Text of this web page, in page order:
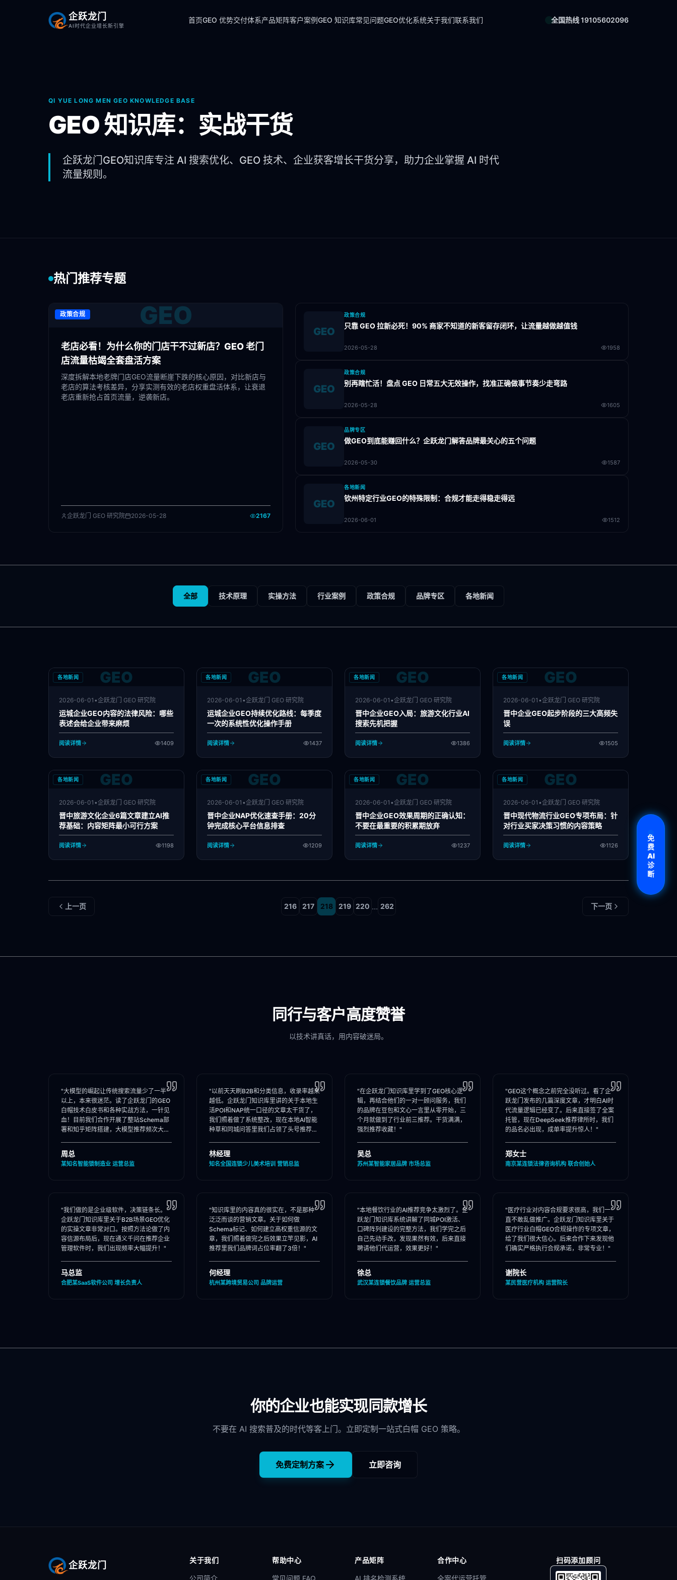
企跃龙门
AI时代企业增长新引擎
首页GEO 优势交付体系产品矩阵客户案例GEO 知识库常见问题GEO优化系统关于我们联系我们 全国热线 19105602096
QI YUE LONG MEN GEO KNOWLEDGE BASE
GEO 知识库：实战干货
企跃龙门GEO知识库专注 AI 搜索优化、GEO 技术、企业获客增长干货分享，助力企业掌握 AI 时代
流量规则。
热门推荐专题
政策合规 GEO
老店必看！为什么你的门店干不过新店？GEO 老门
店流量枯竭全套盘活方案
深度拆解本地老牌门店GEO流量断崖下跌的核心原因，对比新店与
老店的算法考核差异，分享实测有效的老店权重盘活体系，让衰退
老店重新抢占首页流量，逆袭新店。
企跃龙门 GEO 研究院 2026-05-28 2167
GEO
政策合规
只靠 GEO 拉新必死！90% 商家不知道的新客留存闭环，让流量越做越值钱
2026-05-28 1958
GEO
政策合规
别再瞎忙活！盘点 GEO 日常五大无效操作，找准正确做事节奏少走弯路
2026-05-28 1605
GEO
品牌专区
做GEO到底能赚回什么？企跃龙门解答品牌最关心的五个问题
2026-05-30 1587
GEO
各地新闻
钦州特定行业GEO的特殊限制：合规才能走得稳走得远
2026-06-01 1512
全部 技术原理 实操方法 行业案例 政策合规 品牌专区 各地新闻
各地新闻 GEO
2026-06-01 •企跃龙门 GEO 研究院
运城企业GEO内容的法律风险：哪些
表述会给企业带来麻烦
阅读详情 1409
各地新闻 GEO
2026-06-01 •企跃龙门 GEO 研究院
运城企业GEO持续优化路线：每季度
一次的系统性优化操作手册
阅读详情 1437
各地新闻 GEO
2026-06-01 •企跃龙门 GEO 研究院
晋中企业GEO入局：旅游文化行业AI
搜索先机把握
阅读详情 1386
各地新闻 GEO
2026-06-01 •企跃龙门 GEO 研究院
晋中企业GEO起步阶段的三大高频失
误
阅读详情 1505
各地新闻 GEO
2026-06-01 •企跃龙门 GEO 研究院
晋中旅游文化企业6篇文章建立AI推
荐基础：内容矩阵最小可行方案
阅读详情 1198
各地新闻 GEO
2026-06-01 •企跃龙门 GEO 研究院
晋中企业NAP优化速查手册：20分
钟完成核心平台信息排查
阅读详情 1209
各地新闻 GEO
2026-06-01 •企跃龙门 GEO 研究院
晋中企业GEO效果周期的正确认知：
不要在最重要的积累期放弃
阅读详情 1237
各地新闻 GEO
2026-06-01 •企跃龙门 GEO 研究院
晋中现代物流行业GEO专项布局：针
对行业买家决策习惯的内容策略
阅读详情 1126
上一页 216 217 218 219 220 ... 262 下一页
同行与客户高度赞誉
以技术讲真话，用内容破迷局。
"大模型的崛起让传统搜索流量少了一半
以上，本来很迷茫。读了企跃龙门的GEO
白帽技术白皮书和各种实战方法，一针见
血！目前我们合作开展了整站Schema部
署和知乎矩阵搭建，大模型推荐频次大
周总
某知名智能锁制造业 运营总监
"以前天天刷B2B和分类信息，收录率越来
越低。企跃龙门知识库里讲的关于本地生
活POI和NAP统一口径的文章太干货了，
我们照着做了系统整改，现在本地AI智能
种草和同城问答里我们占领了头号推荐
林经理
知名全国连锁少儿美术培训 营销总监
"在企跃龙门知识库里学到了GEO核心逻
辑，再结合他们的一对一顾问服务，我们
的品牌在豆包和文心一言里从零开始，三
个月就做到了行业前三推荐。干货满满，
强烈推荐收藏！"
吴总
苏州某智能家居品牌 市场总监
"GEO这个概念之前完全没听过。看了企
跃龙门发布的几篇深度文章，才明白AI时
代流量逻辑已经变了。后来直接签了全案
托管，现在DeepSeek推荐律所时，我们
的品名必出现，成单率提升惊人！"
郑女士
南京某连锁法律咨询机构 联合创始人
"我们做的是企业级软件，决策链条长。
企跃龙门知识库里关于B2B场景GEO优化
的实操文章非常对口。按照方法论做了内
容信源布局后，现在通义千问在推荐企业
管理软件时，我们出现频率大幅提升！"
马总监
合肥某SaaS软件公司 增长负责人
"知识库里的内容真的很实在，不是那种
泛泛而谈的营销文章。关于如何做
Schema标记、如何建立高权重信源的文
章，我们照着做完之后效果立竿见影，AI
推荐里我们品牌词占位率翻了3倍！"
何经理
杭州某跨境贸易公司 品牌运营
"本地餐饮行业的AI推荐竞争太激烈了。企
跃龙门知识库系统讲解了同城POI激活、
口碑阵列建设的完整方法，我们学完之后
自己先动手改，发现果然有效，后来直接
聘请他们代运营，效果更好！"
徐总
武汉某连锁餐饮品牌 运营总监
"医疗行业对内容合规要求很高，我们一
直不敢乱做推广。企跃龙门知识库里关于
医疗行业白帽GEO合规操作的专项文章，
给了我们很大信心。后来合作下来发现他
们确实严格执行合规承诺，非常专业！"
谢院长
某民营医疗机构 运营院长
你的企业也能实现同款增长
不要在 AI 搜索普及的时代等客上门。立即定制一站式白帽 GEO 策略。
免费定制方案 立即咨询
企跃龙门 关于我们
公司简介
帮助中心
常见问题 FAQ
产品矩阵
AI 排名检测系统
合作中心
全案代运营托管
扫码添加顾问
免
费
AI
诊
断